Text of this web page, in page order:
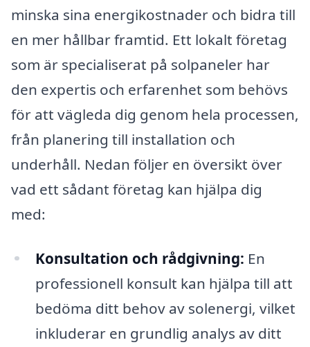
minska sina energikostnader och bidra till
en mer hållbar framtid. Ett lokalt företag
som är specialiserat på solpaneler har
den expertis och erfarenhet som behövs
för att vägleda dig genom hela processen,
från planering till installation och
underhåll. Nedan följer en översikt över
vad ett sådant företag kan hjälpa dig
med:
Konsultation och rådgivning: En
professionell konsult kan hjälpa till att
bedöma ditt behov av solenergi, vilket
inkluderar en grundlig analys av ditt